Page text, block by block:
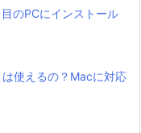
のPCにインストール
使えるの？Macに対応